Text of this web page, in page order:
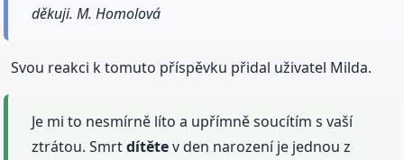
děkuji. M. Homolová
Svou reakci k tomuto příspěvku přidal uživatel Milda.
Je mi to nesmírně líto a upřímně soucítím s vaší
ztrátou. Smrtdítětev den narození je jednou z